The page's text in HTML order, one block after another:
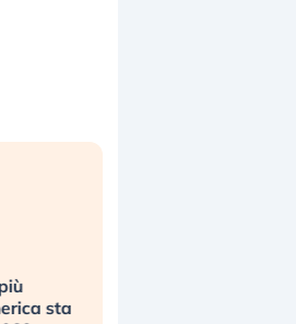
sta